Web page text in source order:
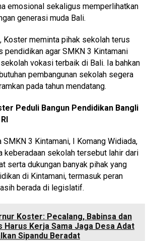
emosional sekaligus memperlihatkan
generasi muda Bali.
Koster meminta pihak sekolah terus
pendidikan agar SMKN 3 Kintamani
vokasi terbaik di Bali. Ia bahkan
pembangunan sekolah segera
pada tahun mendatang.
Peduli Bangun Pendidikan Bangli
SMKN 3 Kintamani, I Komang Widiada,
keberadaan sekolah tersebut lahir dari
serta dukungan banyak pihak yang
di Kintamani, termasuk peran
berada di legislatif.
Koster: Pecalang, Babinsa dan
Harus Kerja Sama Jaga Desa Adat
Sipandu Beradat